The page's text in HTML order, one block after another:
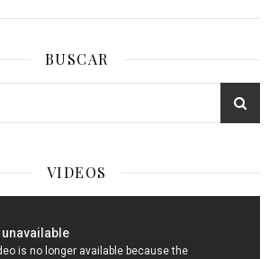
BUSCAR
VIDEOS